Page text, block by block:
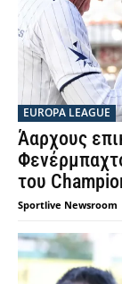
EUROPA LEAGUE
Άαρχους
του
Sportlive Newsroom